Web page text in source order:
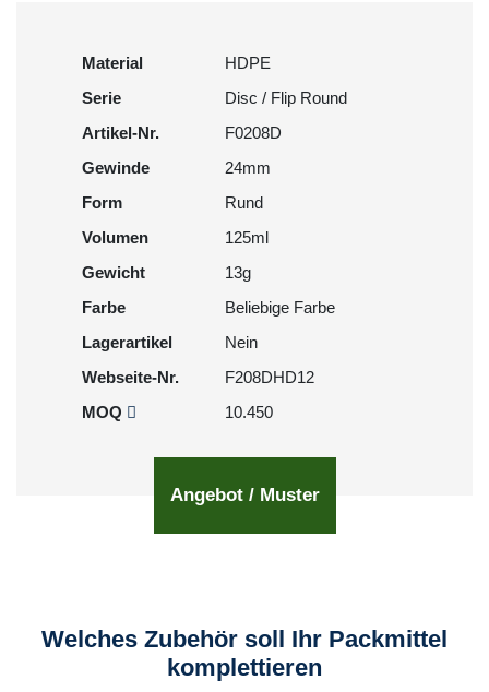
Material
HDPE
Serie
Disc / Flip Round
Artikel-Nr.
F0208D
Gewinde
24mm
Form
Rund
Volumen
125ml
Gewicht
13g
Farbe
Beliebige Farbe
Lagerartikel
Nein
Webseite-Nr.
F208DHD12
MOQ
10.450
Angebot / Muster
Welches Zubehör soll Ihr Packmittel
komplettieren